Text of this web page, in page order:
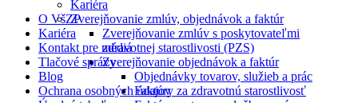
Kariéra
Zverejňovanie zmlúv, objednávok a faktúr
Zverejňovanie zmlúv s poskytovateľmi
zdravotnej starostlivosti (PZS)
Zverejňovanie objednávok a faktúr
Objednávky tovarov, služieb a prác
Faktúry za zdravotnú starostlivosť
O VšZP
Kariéra
Kontakt pre médiá
Tlačové správy
Blog
Ochrana osobných údajov